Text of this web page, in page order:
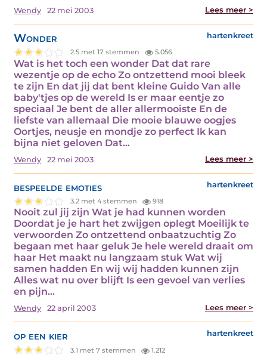
Wendy 22 mei 2003 Lees meer >
Wonder hartenkreet
2.5 met 17 stemmen 5.056
Wat is het toch een wonder Dat dat rare
wezentje op de echo Zo ontzettend mooi bleek
te zijn En dat jij dat bent kleine Guido Van alle
baby'tjes op de wereld Is er maar eentje zo
speciaal Je bent de aller allermooiste En de
liefste van allemaal Die mooie blauwe oogjes
Oortjes, neusje en mondje zo perfect Ik kan
bijna niet geloven Dat…
Wendy 22 mei 2003 Lees meer >
bespeelde emoties hartenkreet
3.2 met 4 stemmen 918
Nooit zul jij zijn Wat je had kunnen worden
Doordat je je hart het zwijgen oplegt Moeilijk te
verwoorden Zo ontzettend onbaatzuchtig Zo
begaan met haar geluk Je hele wereld draait om
haar Het maakt nu langzaam stuk Wat wij
samen hadden En wij wij hadden kunnen zijn
Alles wat nu over blijft Is een gevoel van verlies
en pijn…
Wendy 22 april 2003 Lees meer >
op een kier hartenkreet
3.1 met 7 stemmen 1.212